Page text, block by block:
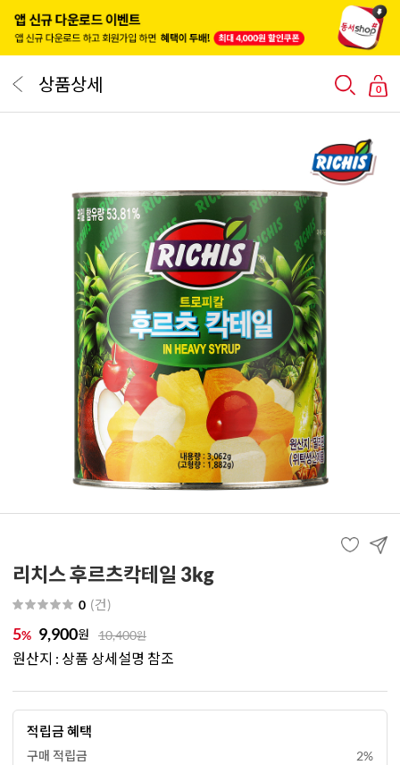
상품상세 0
리치스 후르츠칵테일 3kg
0 (건)
5% 9,900원 10,400원
원산지 : 상품 상세설명 참조
적립금 혜택
구매 적립금 2%